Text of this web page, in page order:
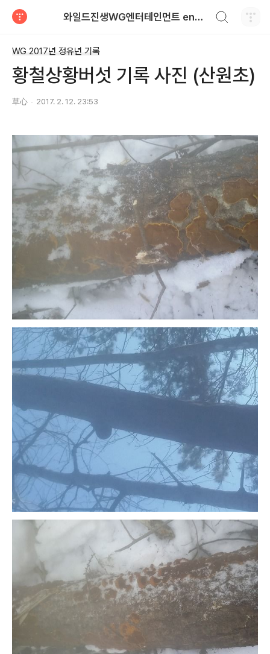
와일드진생WG엔터테인먼트 entertainment
WG 2017년 정유년 기록
황철상황버섯 기록 사진 (산원초)
草心 2017. 2. 12. 23:53